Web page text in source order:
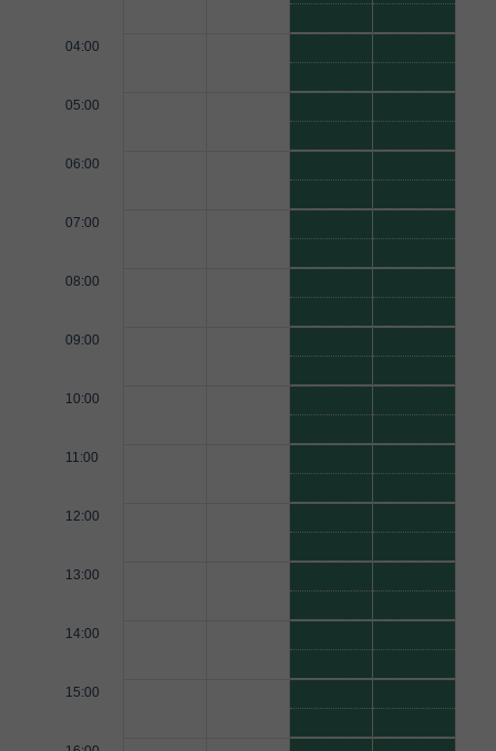
04:00
05:00
06:00
07:00
08:00
09:00
10:00
11:00
12:00
13:00
14:00
15:00